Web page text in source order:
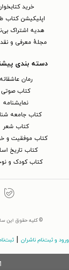
خرید
اپلیکیشن کتاب
هدیه اشتراک
مجلهٔ معرفی و
دسته بندی
رمان عاشقانه
کتاب‌ صوتی
نمایشنامه
کتاب جامعه
کتاب شعر
کتاب موفقیت و
کتاب تاریخ
کتاب کودک و
© کلیه حقوق این
ورود و ثبت‌نام ناشران |